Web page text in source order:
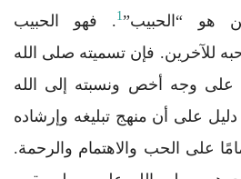
هو “الحبيب”1. فهو الحبيب
للآخرين. فإن تسميته صلى الله
على وجه أخص ونسبته إلى الله
على أن منهج تبليغه وإرشاده
على الحب والاهتمام والرحمة.